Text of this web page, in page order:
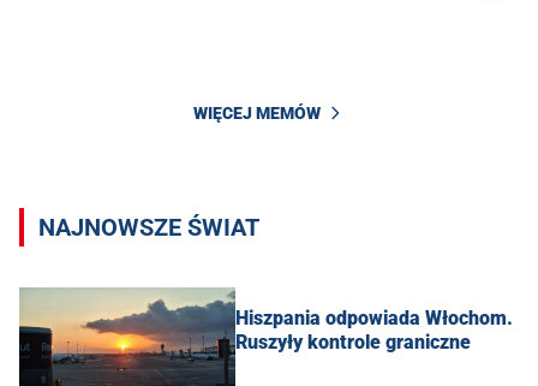
WIĘCEJ MEMÓW
NAJNOWSZE ŚWIAT
Hiszpania odpowiada Włochom.
Ruszyły kontrole graniczne